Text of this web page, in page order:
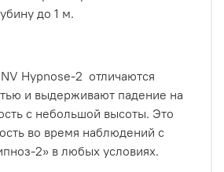
до 1 м.
Hypnose-2 отличаются
и выдерживают падение на
с небольшой высоты. Это
во время наблюдений с
2» в любых условиях.